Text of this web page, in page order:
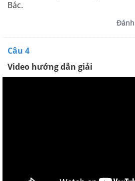
Bác.
Câu 4
Video hướng dẫn giải